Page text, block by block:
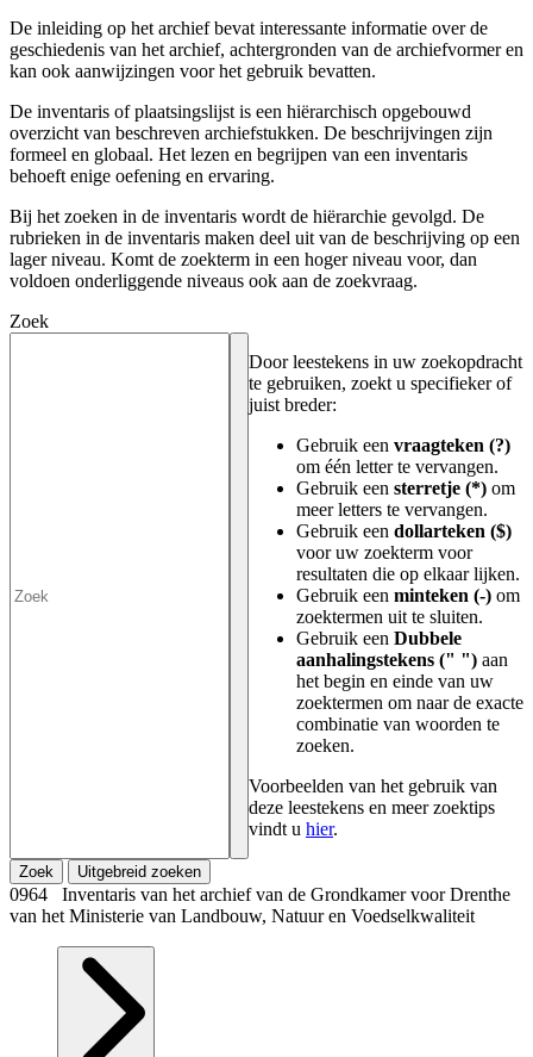
De inleiding op het archief bevat interessante informatie over de
geschiedenis van het archief, achtergronden van de archiefvormer en
kan ook aanwijzingen voor het gebruik bevatten.
De inventaris of plaatsingslijst is een hiërarchisch opgebouwd
overzicht van beschreven archiefstukken. De beschrijvingen zijn
formeel en globaal. Het lezen en begrijpen van een inventaris
behoeft enige oefening en ervaring.
Bij het zoeken in de inventaris wordt de hiërarchie gevolgd. De
rubrieken in de inventaris maken deel uit van de beschrijving op een
lager niveau. Komt de zoekterm in een hoger niveau voor, dan
voldoen onderliggende niveaus ook aan de zoekvraag.
Zoek
Door leestekens in uw zoekopdracht
te gebruiken, zoekt u specifieker of
juist breder:
Gebruik een vraagteken (?)
om één letter te vervangen.
Gebruik een sterretje (*) om
meer letters te vervangen.
Gebruik een dollarteken ($)
voor uw zoekterm voor
resultaten die op elkaar lijken.
Gebruik een minteken (-) om
zoektermen uit te sluiten.
Gebruik een Dubbele
aanhalingstekens (" ") aan
het begin en einde van uw
zoektermen om naar de exacte
combinatie van woorden te
zoeken.
Voorbeelden van het gebruik van
deze leestekens en meer zoektips
vindt u hier.
Zoek Uitgebreid zoeken
0964 Inventaris van het archief van de Grondkamer voor Drenthe
van het Ministerie van Landbouw, Natuur en Voedselkwaliteit